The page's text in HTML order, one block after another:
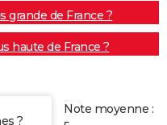
grande de France ?
haute de France ?
?
Note moyenne :